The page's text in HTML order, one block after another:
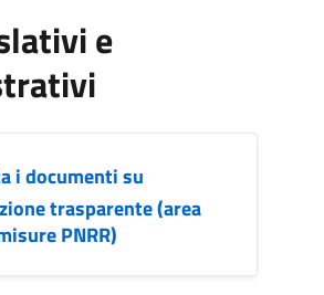
e
i documenti su
trasparente (area
PNRR)